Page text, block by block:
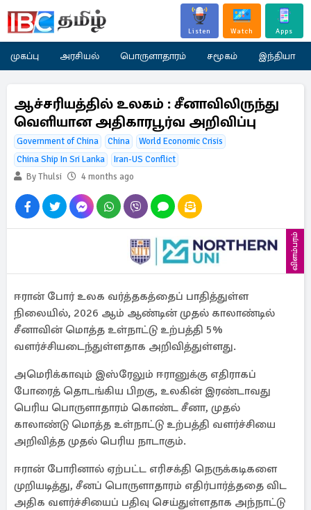
Listen Watch Apps
முகப்பு அரசியல் பொருளாதாரம் சமூகம் இந்தியா
ஆச்சரியத்தில் உலகம் : சீனாவிலிருந்து
வெளியான அதிகாரபூர்வ அறிவிப்பு
Government of China China
World Economic Crisis
China Ship In Sri Lanka
Iran-US Conflict
By Thulsi
4 months ago
விளம்பரம்
ஈரான் போர் உலக வர்த்தகத்தைப் பாதித்துள்ள
நிலையில், 2026 ஆம் ஆண்டின் முதல் காலாண்டில்
சீனாவின் மொத்த உள்நாட்டு உற்பத்தி 5%
வளர்ச்சியடைந்துள்ளதாக அறிவித்துள்ளது.
அமெரிக்காவும் இஸ்ரேலும் ஈரானுக்கு எதிராகப்
போரைத் தொடங்கிய பிறகு, உலகின் இரண்டாவது
பெரிய பொருளாதாரம் கொண்ட சீனா, முதல்
காலாண்டு மொத்த உள்நாட்டு உற்பத்தி வளர்ச்சியை
அறிவித்த முதல் பெரிய நாடாகும்.
ஈரான் போரினால் ஏற்பட்ட எரிசக்தி நெருக்கடிகளை
முறியடித்து, சீனப் பொருளாதாரம் எதிர்பார்த்ததை விட
அதிக வளர்ச்சியைப் பதிவு செய்துள்ளதாக அந்நாட்டு